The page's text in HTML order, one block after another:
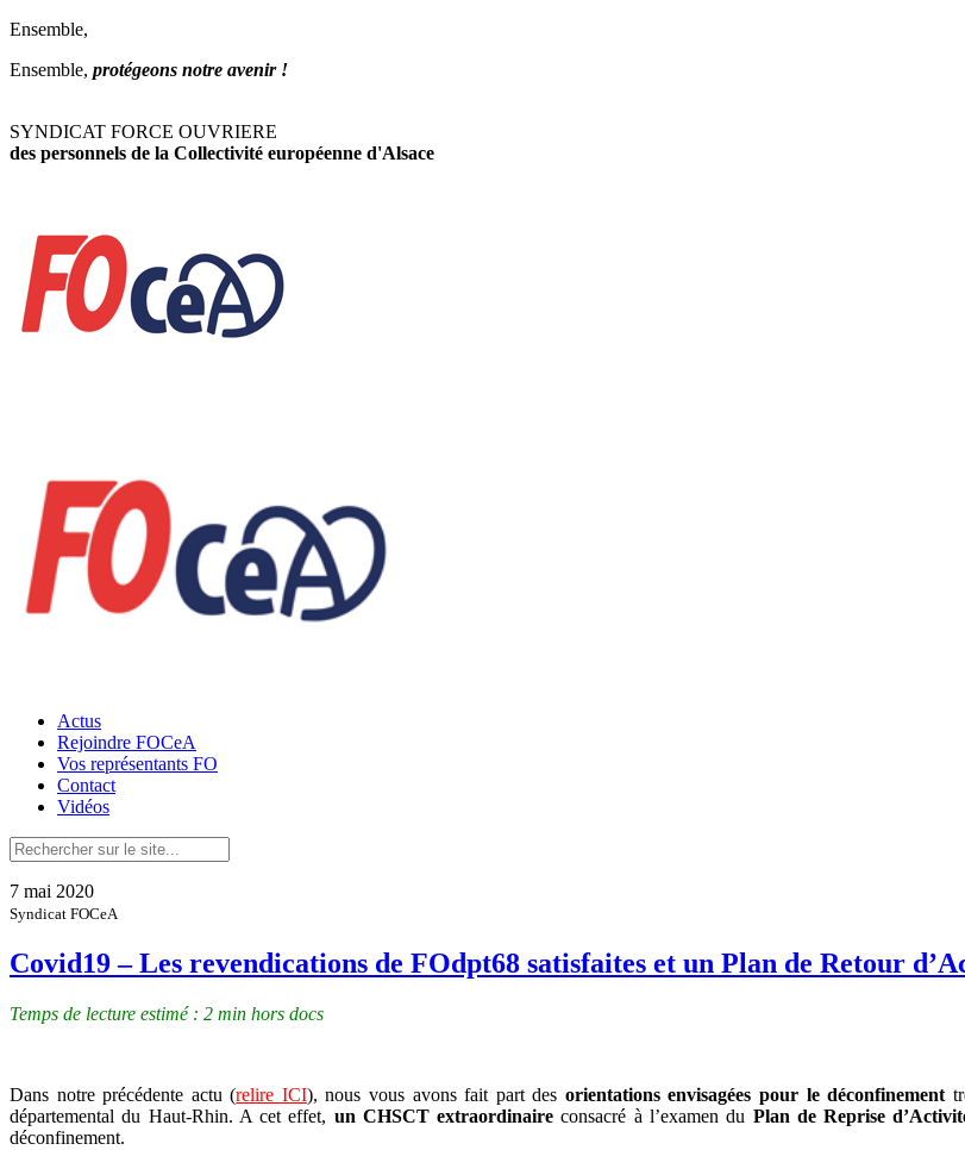
Ensemble,
Ensemble, protégeons notre avenir !
SYNDICAT FORCE OUVRIERE
des personnels de la Collectivité européenne d'Alsace
Actus
Rejoindre FOCeA
Vos représentants FO
Contact
Vidéos
7 mai 2020
Syndicat FOCeA
Covid19 – Les revendications de FOdpt68 satisfaites et un Plan de Retour
Temps de lecture estimé : 2 min hors docs
Dans notre précédente actu (relire ICI), nous vous avons fait part des orientations envisagées pour le déconfinement
départemental du Haut-Rhin. A cet effet, un CHSCT extraordinaire consacré à l’examen du Plan de Reprise
déconfinement.